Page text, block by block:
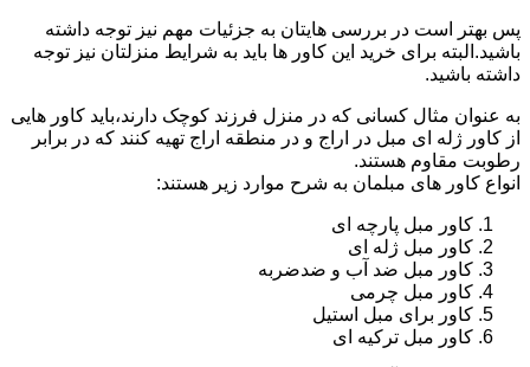
پس بهتر است در بررسی هایتان به جزئیات مهم نیز توجه داشته
باشید.البته برای خرید این کاور ها باید به شرایط منزلتان نیز توجه
داشته باشید.
به عنوان مثال کسانی که در منزل فرزند کوچک دارند،باید کاور هایی
از کاور ژله ای مبل در اراج و در منطقه اراج تهیه کنند که در برابر
رطوبت مقاوم هستند.
انواع کاور های مبلمان به شرح موارد زیر هستند:
کاور مبل پارچه ای
کاور مبل ژله ای
کاور مبل ضد آب و ضدضربه
کاور مبل چرمی
کاور برای مبل استیل
کاور مبل ترکیه ای